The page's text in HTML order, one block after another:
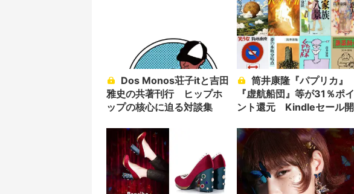
雅史の共著刊行 ヒップホ
ップの核心に迫る対談集
筒井康隆『パプリカ』
『虚航船団』等が31％ポイ
ント還元 Kindleセール開